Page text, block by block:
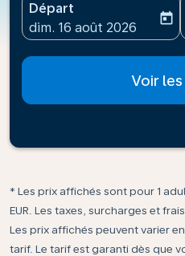
Départ
fc-booking-departure-
dim. 16 août 2026
today
Voir
* Les prix affichés sont pour 1
EUR. Les taxes, surcharges et
Les prix affichés peuvent varier
tarif. Le tarif est garanti dès que